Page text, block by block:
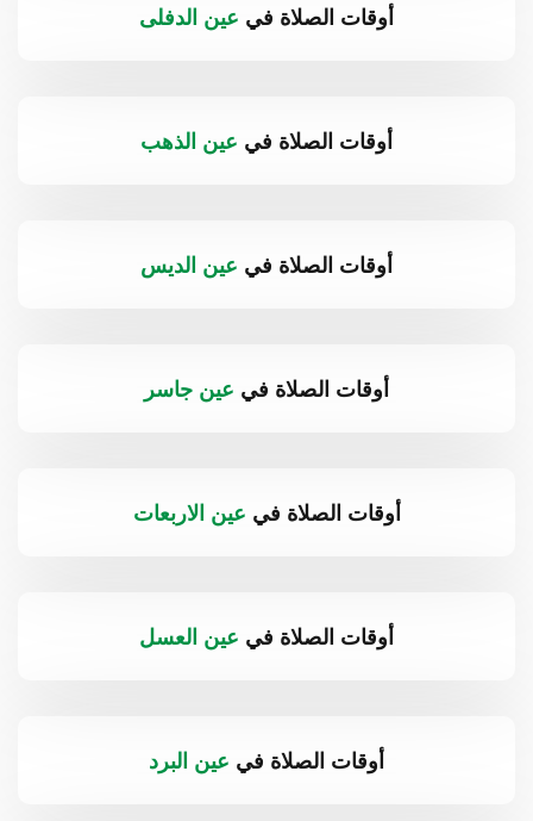
أوقات الصلاة في عين الدفلى
أوقات الصلاة في عين الذهب
أوقات الصلاة في عين الديس
أوقات الصلاة في عين جاسر
أوقات الصلاة في عين الاربعات
أوقات الصلاة في عين العسل
أوقات الصلاة في عين البرد